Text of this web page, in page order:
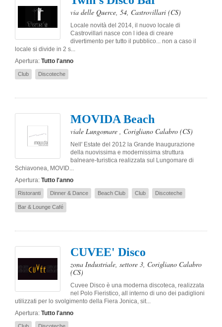
via delle Querce, 54, Castrovillari (CS)
Locale novità del 2014, il nuovo locale di
Castrovillari nasce con l idea di creare
divertimento per tutto il pubblico... non a caso il
locale si divide in 2 s...
Apertura: Tutto l'anno
Club Discoteche
MOVIDA Beach
viale Lungomare , Corigliano Calabro (CS)
Nell' Estate del 2012 la Grande Inaugurazione
della nuovissima e modernissima struttura
balneare-turistica realizzata sul Lungomare di
Schiavonea, MOVID...
Apertura: Tutto l'anno
Ristoranti Dinner & Dance Beach Club Club Discoteche
Bar & Lounge Café
CUVEE' Disco
zona Industriale, settore 3, Corigliano Calabro
(CS)
Cuvee Disco è una moderna discoteca, realizzata
nel Polo Fieristico, all interno di uno dei padiglioni
utilizzati per lo svolgimento della Fiera Jonica, sit...
Apertura: Tutto l'anno